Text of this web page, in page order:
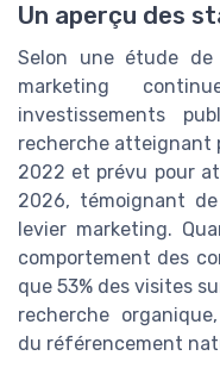
Un aperçu des
Selon une étude
marketing
investissements
recherche atteignant
2022 et prévu pour
2026, témoignant
levier marketing.
comportement des
que 53% des visites
recherche
du référencement